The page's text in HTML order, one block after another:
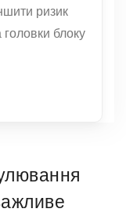
ризик
блоку